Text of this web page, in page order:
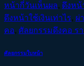
หน้ากี่วันเห็นผล, ดึงหน้
ดึงหน้าใช้เงินเท่าไร, ผ่
คอ, ศัลยกรรมดึงคอ ร
ศัลยกรรมใบหน้า